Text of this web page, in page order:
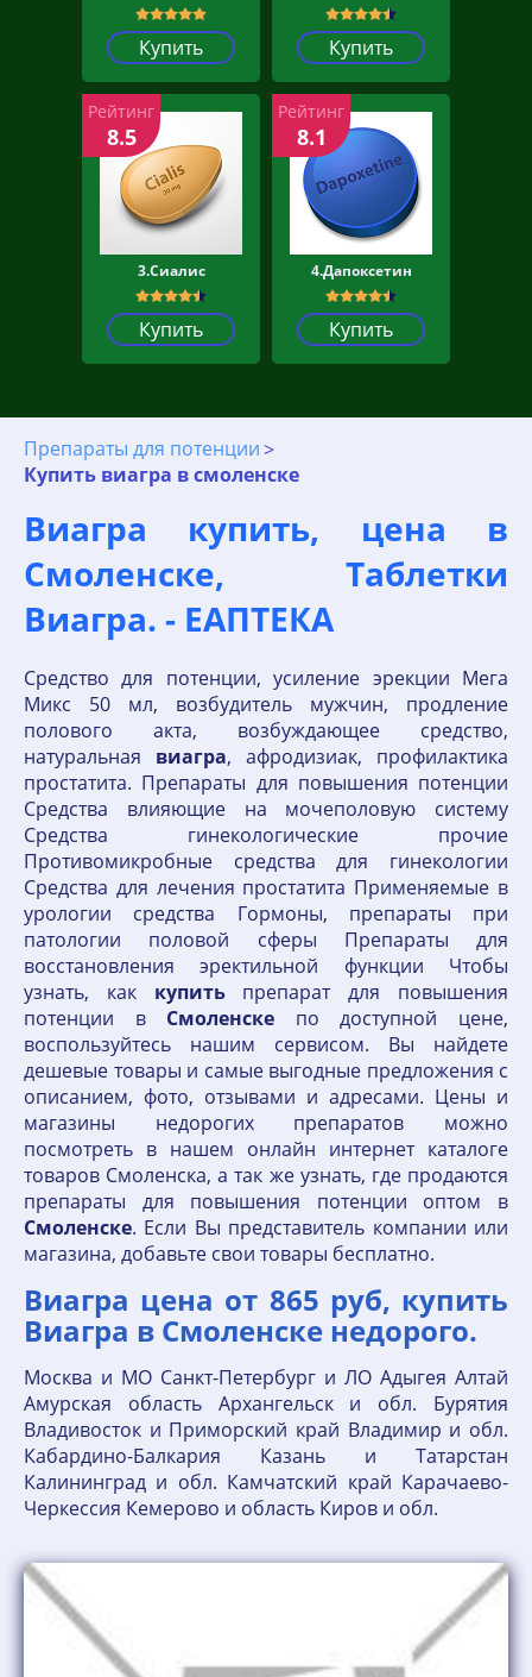
Купить Купить
3.Сиалис
Купить
Рейтинг
8.5
4.Дапоксетин
Купить
Рейтинг
8.1
Препараты для потенции
Купить виагра в смоленске
Виагра купить, цена в
Смоленске, Таблетки
Виагра. - ЕАПТЕКА
Средство для потенции, усиление эрекции Мега
Микс 50 мл, возбудитель мужчин, продление
полового акта, возбуждающее средство,
натуральная виагра, афродизиак, профилактика
простатита. Препараты для повышения потенции
Средства влияющие на мочеполовую систему
Средства гинекологические прочие
Противомикробные средства для гинекологии
Средства для лечения простатита Применяемые в
урологии средства Гормоны, препараты при
патологии половой сферы Препараты для
восстановления эректильной функции Чтобы
узнать, как купитьпрепарат для повышения
потенции в Смоленске по доступной цене,
воспользуйтесь нашим сервисом. Вы найдете
дешевые товары и самые выгодные предложения с
описанием, фото, отзывами и адресами. Цены и
магазины недорогих препаратов можно
посмотреть в нашем онлайн интернет каталоге
товаров Смоленска, а так же узнать, где продаются
препараты для повышения потенции оптом в
Смоленске. Если Вы представитель компании или
магазина, добавьте свои товары бесплатно.
Виагра цена от 865 руб, купить
Виагра в Смоленске недорого.
Москва и МО Санкт-Петербург и ЛО Адыгея Алтай
Амурская область Архангельск и обл. Бурятия
Владивосток и Приморский край Владимир и обл.
Кабардино-Балкария Казань и Татарстан
Калининград и обл. Камчатский край Карачаево-
Черкессия Кемерово и область Киров и обл.